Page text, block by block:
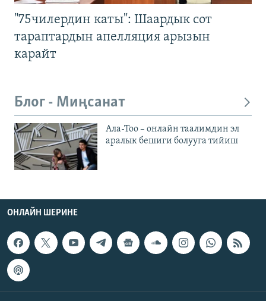
"75чилердин каты": Шаардык сот
тараптардын апелляция арызын
карайт
Блог - Миңсанат
Ала-Тоо – онлайн таалимдин эл
аралык бешиги болууга тийиш
ОНЛАЙН ШЕРИНЕ